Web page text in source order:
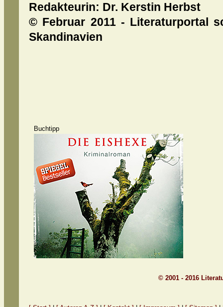
Redakteurin: Dr. Kerstin Herbst
© Februar 2011 - Literaturportal
Skandinavien
Buchtipp
© 2001 - 2016